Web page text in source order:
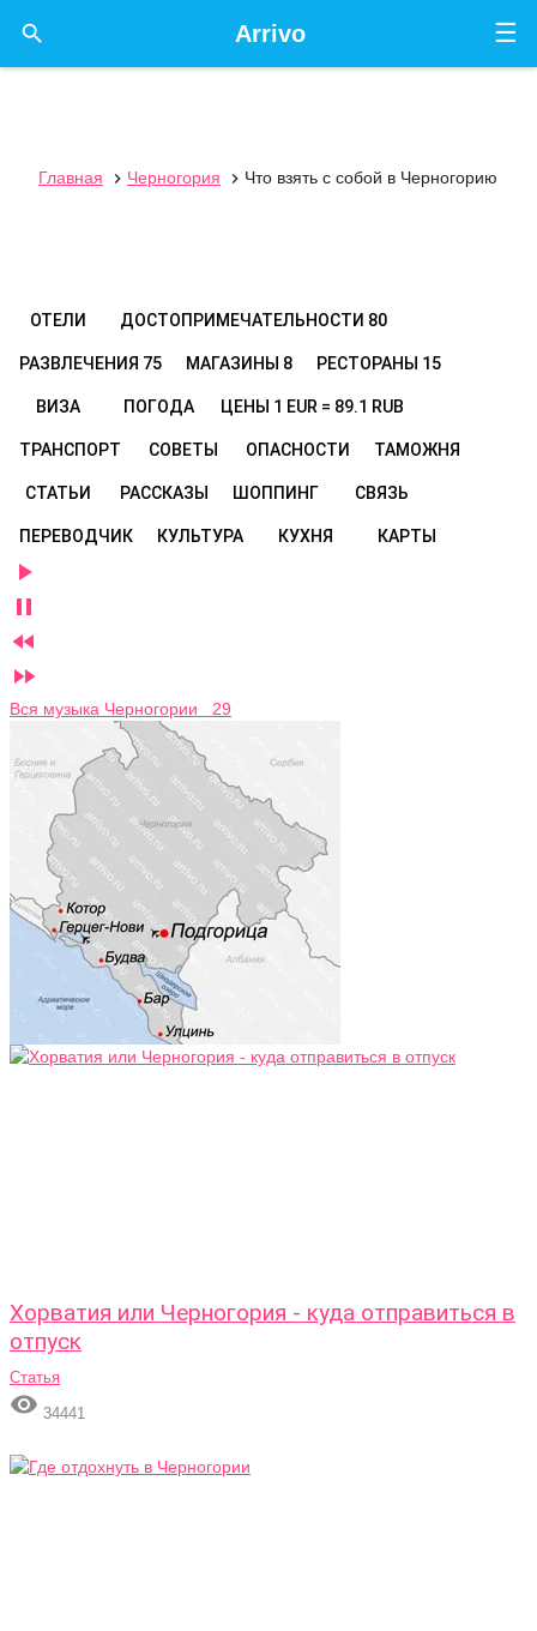
☰
Arrivo

Главная  Черногория  Что взять с собой в Черногорию
ОТЕЛИ ДОСТОПРИМЕЧАТЕЛЬНОСТИ 80
РАЗВЛЕЧЕНИЯ 75 МАГАЗИНЫ 8 РЕСТОРАНЫ 15
ВИЗА ПОГОДА ЦЕНЫ 1 EUR = 89.1 RUB
ТРАНСПОРТ СОВЕТЫ ОПАСНОСТИ ТАМОЖНЯ
СТАТЬИ РАССКАЗЫ ШОППИНГ СВЯЗЬ
ПЕРЕВОДЧИК КУЛЬТУРА КУХНЯ КАРТЫ




Вся музыка Черногории 29
Хорватия или Черногория - куда отправиться в
отпуск
Статья
 34441